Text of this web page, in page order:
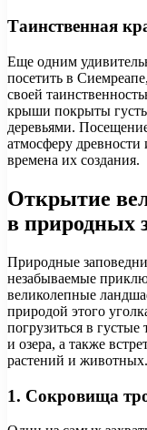
Таинственная
Еще одним
посетить в
своей
крыши покрыты
деревьями.
атмосферу
времена их создания.
Открытие
в природных
Природные
незабываемые
великолепные
природой этого
погрузиться в густые
и озера, а также
растений и животных.
1. Сокровища